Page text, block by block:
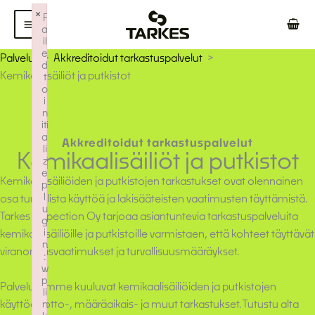
Siirry
sisältöön
Palvelut
Akkreditoidut tarkastuspalvelut
Kemikaalisäiliöt ja putkistot
Akkreditoidut tarkastuspalvelut
Kemikaalisäiliöt ja putkistot
Kemikaalisäiliöiden ja putkistojen tarkastukset ovat olennainen
osa turvallista käyttöä ja lakisääteisten vaatimusten täyttämistä.
Tarkes Inspection Oy tarjoaa asiantuntevia tarkastuspalveluita
kemikaalisäiliöille ja putkistoille varmistaen, että kohteet täyttävät
viranomaisvaatimukset ja turvallisuusmääräykset.
Palveluihimme kuuluvat kemikaalisäiliöiden ja putkistojen
käyttöönotto-, määräaikais- ja muut tarkastukset. Tutustu alta
F
a
il
e
d
t
o
i
n
iti
a
li
z
e
p
l
u
g
i
n
:
w
p
li
n
×